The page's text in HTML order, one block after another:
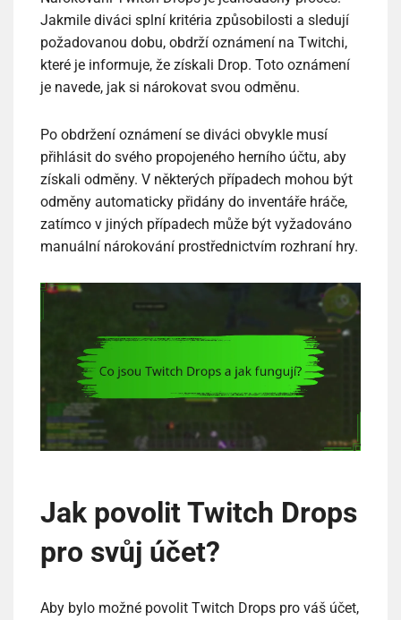
Jakmile diváci splní kritéria způsobilosti a sledují
požadovanou dobu, obdrží oznámení na Twitchi,
které je informuje, že získali Drop. Toto oznámení
je navede, jak si nárokovat svou odměnu.
Po obdržení oznámení se diváci obvykle musí
přihlásit do svého propojeného herního účtu, aby
získali odměny. V některých případech mohou být
odměny automaticky přidány do inventáře hráče,
zatímco v jiných případech může být vyžadováno
manuální nárokování prostřednictvím rozhraní hry.
Jak povolit Twitch Drops
pro svůj účet?
Aby bylo možné povolit Twitch Drops pro váš účet,